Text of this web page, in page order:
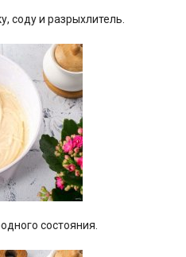
соду и разрыхлитель.
состояния.